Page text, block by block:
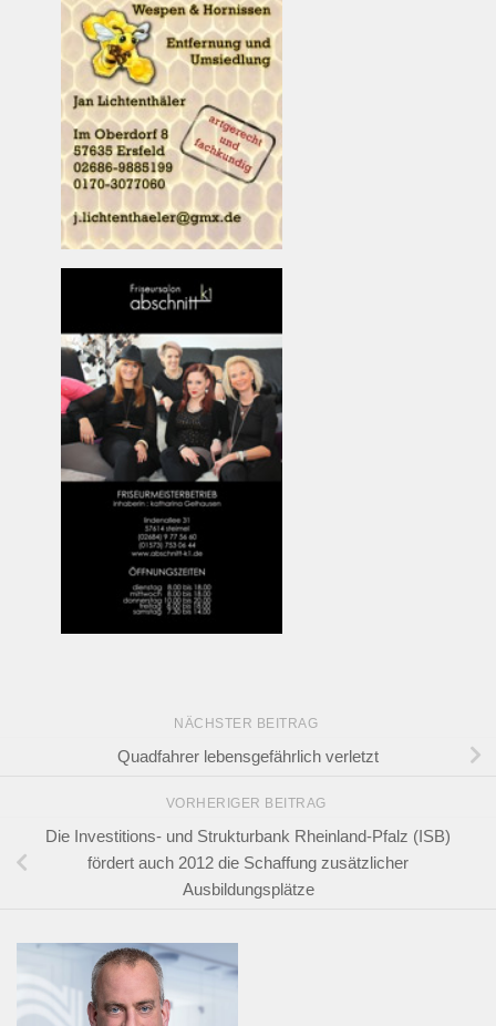
NÄCHSTER BEITRAG
Quadfahrer lebensgefährlich verletzt
VORHERIGER BEITRAG
Die Investitions- und Strukturbank Rheinland-Pfalz (ISB)
fördert auch 2012 die Schaffung zusätzlicher
Ausbildungsplätze